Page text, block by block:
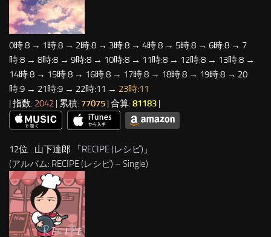
0時:8 → 1時:8 → 2時:8 → 3時:8 → 4時:8 → 5時:8 → 6時:8 → 7
時:8 → 8時:8 → 9時:8 → 10時:8 → 11時:8 → 12時:8 → 13時:8 →
14時:8 → 15時:8 → 16時:8 → 17時:8 → 18時:8 → 19時:8 → 20
時:9 → 21時:9 → 22時:11 → 23時:11
| 指数: 2042 | 累積: 77075 | 合算: 81183 |
12位…山下達郎 「RECIPE (レシピ) 」
(アルバム: RECIPE (レシピ) – Single)